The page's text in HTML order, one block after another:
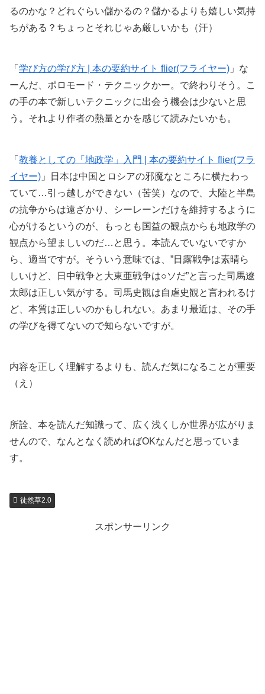
るのかな？どれぐらい儲かるの？儲かるよりも嬉しい気持
ちがある？ちょっとそれじゃあ厳しいかも（汗）
「 学び方の学び方 | 本の要約サイト flier(フライヤー) 」な
ーんだ、ポロモード・テクニックかー。で終わりそう。こ
の手の本で新しいテクニックに出会う機会は少ないと思
う。それより作者の熱量とかを感じて読みたいかも。
「 教養としての「地政学」入門 | 本の要約サイト flier(フラ
イヤー) 」日本は中国とロシアの邪魔なところに横たわっ
ていて…引っ越しができない（苦笑）なので、大陸と半島
の抗争からは遠ざかり、シーレーンだけを維持するように
心がけるというのが、もっとも国益の観点からも地政学の
観点から望ましいのだ…と思う。本読んでいないですか
ら、適当ですが。そういう意味では、”日露戦争は素晴ら
しいけど、日中戦争と大東亜戦争は○ソだ”と言った司馬遼
太郎は正しい気がする。司馬史観は自虐史観と言われるけ
ど、本質は正しいのかもしれない。あまり最近は、その手
の学びを得てないので知らないですが。
内容を正しく理解するよりも、読んだ気になることが重要
（え）
所詮、本を読んだ知識って、広く浅くしか世界が広がりま
せんので、なんとなく読めればOKなんだと思っていま
す。
徒然草2.0
スポンサーリンク